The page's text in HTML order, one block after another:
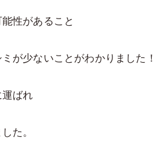
性があること
が少ないことがわかりました！
ばれ
た。